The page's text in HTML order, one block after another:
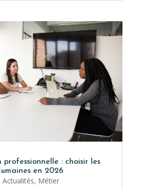
professionnelle : choisir les
en 2026
Actualités, Métier